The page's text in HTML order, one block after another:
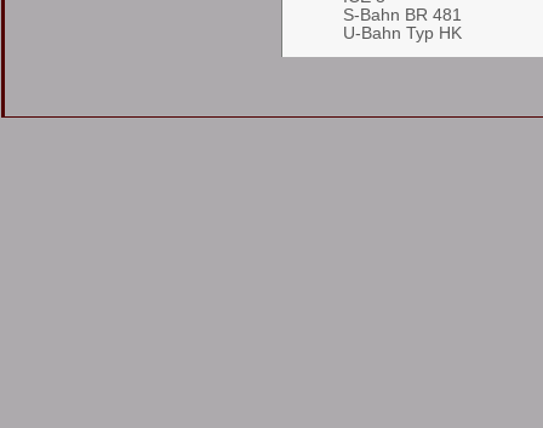
S-Bahn BR 481
U-Bahn Typ HK